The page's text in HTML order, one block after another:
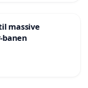
massive
banen